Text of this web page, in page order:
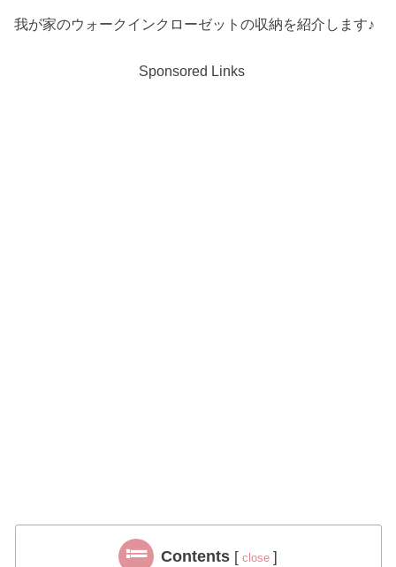
我が家のウォークインクローゼットの収納を紹介します♪
Sponsored Links
Contents [ close ]